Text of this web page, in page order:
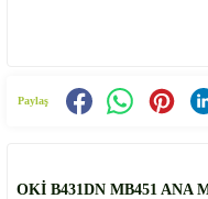
Paylaş
OKİ B431DN MB451 ANA